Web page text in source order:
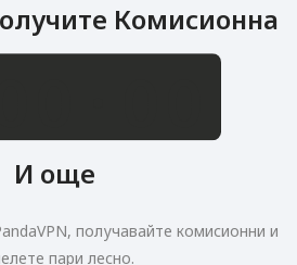
Комисионна
.
И още
получавайте комисионни и
пари лесно.